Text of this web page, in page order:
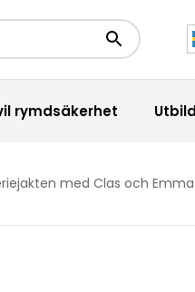
Sökknapp
rymdsäkerhet
med Clas och Emma